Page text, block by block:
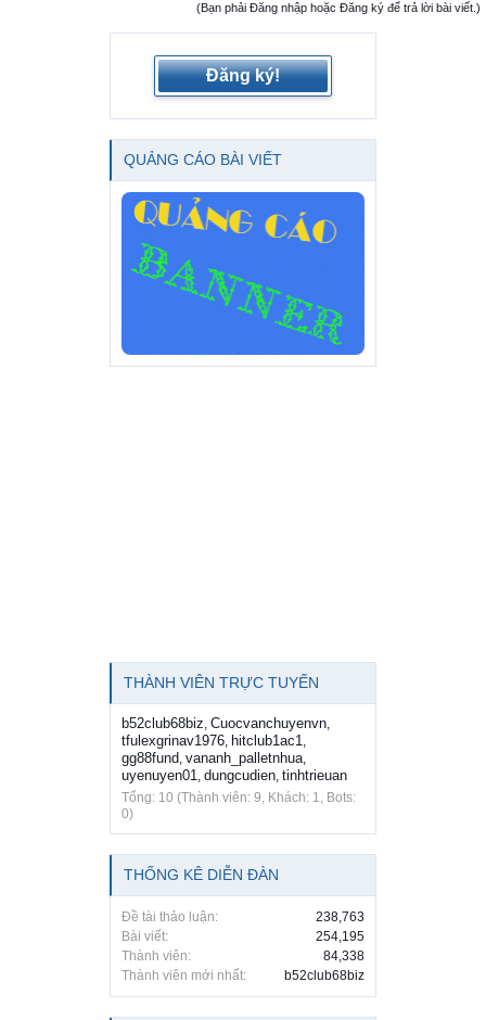
(Bạn phải Đăng nhập hoặc Đăng ký để trả lời bài viết.)
Đăng ký!
QUẢNG CÁO BÀI VIẾT
THÀNH VIÊN TRỰC TUYẾN
b52club68biz Cuocvanchuyenvn
tfulexgrinav1976 hitclub1ac1
gg88fund vananh_palletnhua
uyenuyen01 dungcudien tinhtrieuan
Tổng: 10 (Thành viên: 9, Khách: 1, Bots:
0)
THỐNG KÊ DIỄN ĐÀN
Đề tài thảo luận:
238,763
Bài viết:
254,195
Thành viên:
84,338
Thành viên mới nhất:
b52club68biz